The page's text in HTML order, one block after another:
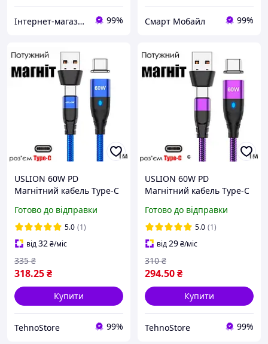
Інтернет-магазин електроніки та аксесуарів "Ugreen Україна" 99% Смарт Мобайл 99%
USLION 60W PD
Магнітний кабель Type-C
USB-A (довжина 1м) синій
Готово до відправки
5.0 (1)
від32₴/міс
318.25₴
335 ₴
Купити
TehnoStore 99%
USLION 60W PD
Магнітний кабель Type-C
USB-A (довжина 1м)
фіолетовий
Готово до відправки
5.0 (1)
від29₴/міс
294.50₴
310 ₴
Купити
TehnoStore 99%